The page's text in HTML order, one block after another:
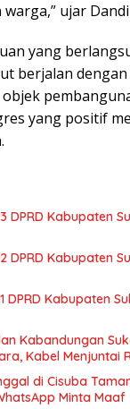
ujar
yang
berjalan
yang positif
DPRD Kabupaten
DPRD Kabupaten
DPRD Kabupaten
Kabandungan
Kabel Menjuntai
di Cisuba
Minta Maaf